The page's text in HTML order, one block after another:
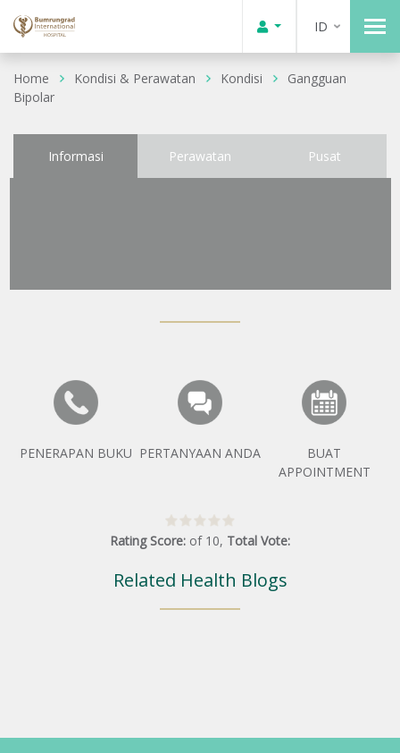
ID
Home Kondisi & Perawatan Kondisi
Gangguan
Bipolar
Informasi Perawatan Pusat
PENERAPAN BUKU PERTANYAAN ANDA
BUAT
APPOINTMENT
Rating Score: of 10, Total Vote:
Related Health Blogs